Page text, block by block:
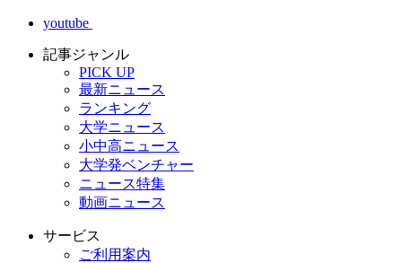
youtube
記事ジャンル
PICK UP
最新ニュース
ランキング
大学ニュース
小中高ニュース
大学発ベンチャー
ニュース特集
動画ニュース
サービス
ご利用案内